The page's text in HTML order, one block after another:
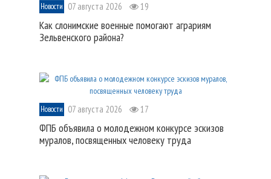
Новости 07 августа 2026 19
Как слонимские военные помогают аграриям
Зельвенского района?
Новости 07 августа 2026 17
ФПБ объявила о молодежном конкурсе эскизов
муралов, посвященных человеку труда